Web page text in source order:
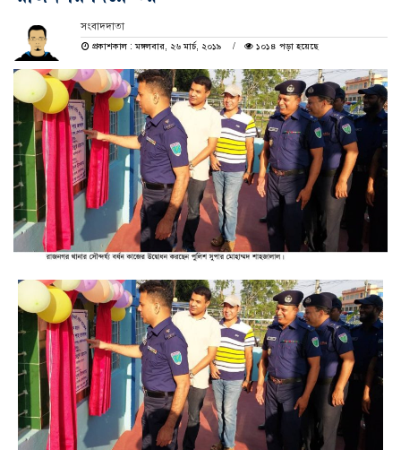
সংবাদদাতা
প্রকাশকাল : মঙ্গলবার, ২৬ মার্চ, ২০১৯
১০১৪ পড়া হয়েছে